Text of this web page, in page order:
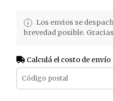
Los envios se
brevedad posible.
Calculá el costo de envío